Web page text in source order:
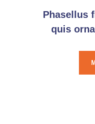
Phasellus
quis